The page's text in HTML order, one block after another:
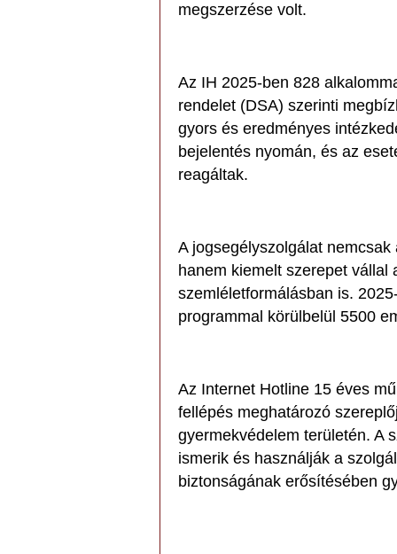
megszerzése volt.
Az IH 2025-ben 828
rendelet (DSA) szerinti
gyors és eredményes
bejelentés nyomán, és az
reagáltak.
A jogsegélyszolgálat
hanem kiemelt szerepet vállal
szemléletformálásban is.
programmal körülbelül 5500
Az Internet Hotline 15 éves
fellépés meghatározó
gyermekvédelem területén. A
ismerik és használják a
biztonságának erősítésében